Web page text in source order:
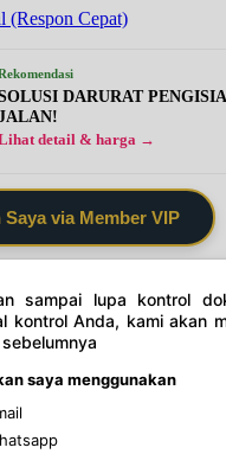
(Respon Cepat)
DARURAT
detail & harga →
Saya via Member VIP
Jadwal
SpM
08-07 19:06:14